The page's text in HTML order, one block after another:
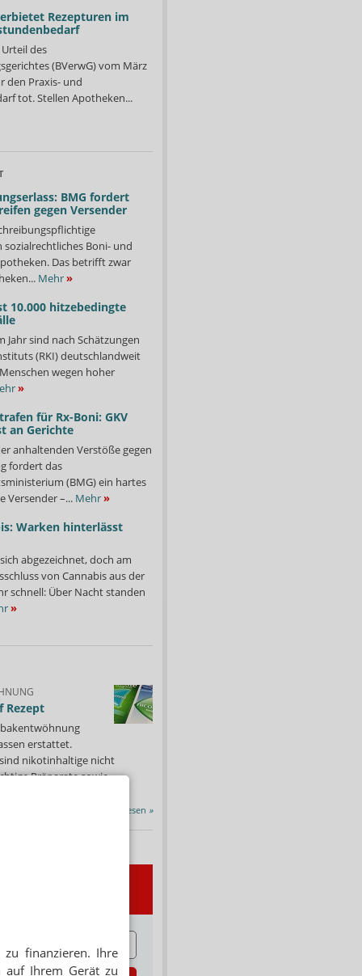
finanzieren. Ihre
auf Ihrem Gerät zu
Rezepturen im
des
(BVerwG) vom März
den Praxis- und
tot. Stellen Apotheken...
BMG fordert
gegen Versender
Boni- und
Das betrifft zwar
Mehr»
10.000 hitzebedingte
Jahr sind nach Schätzungen
(RKI) deutschlandweit
wegen hoher
»
für Rx-Boni: GKV
an Gerichte
anhaltenden Verstöße gegen
fordert das
(BMG) ein hartes
Versender –... Mehr»
Warken hinterlässt
abgezeichnet, doch am
von Cannabis aus der
schnell: Über Nacht standen
»
Rezept
erstattet.
nikotinhaltige nicht
Präparate sowie...
Alle Porträts lesen »